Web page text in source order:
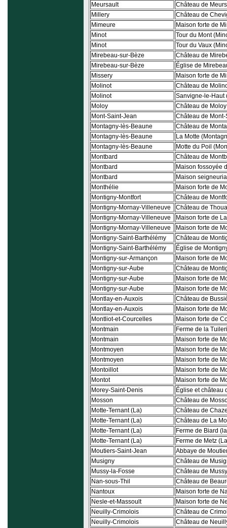
Meursault
Château de
Millery
Château de
Mimeure
Maison forte de
Minot
Tour du Mont
Minot
Tour du Vaux
Mirebeau-sur-Bèze
Château de
Mirebeau-sur-Bèze
Église de
Missery
Maison forte de
Molinot
Château de
Molinot
Sanvigne-le-Haut
Moloy
Château de Moloy
Mont-Saint-Jean
Château de
Montagny-lès-Beaune
Château de
Montagny-lès-Beaune
La Motte
Montagny-lès-Beaune
Motte du Poil
Montbard
Château de
Montbard
Maison fossoyée
Montbard
Maison
Monthélie
Maison forte de
Montigny-Montfort
Château de
Montigny-Mornay-Villeneuve
Château de
Montigny-Mornay-Villeneuve
Maison forte de
Montigny-Mornay-Villeneuve
Maison forte de
Montigny-Saint-Barthélémy
Château de
Montigny-Saint-Barthélémy
Église de
Montigny-sur-Armançon
Maison forte de
Montigny-sur-Aube
Château de
Montigny-sur-Aube
Maison forte de
Montigny-sur-Aube
Maison forte de
Montlay-en-Auxois
Château de
Montlay-en-Auxois
Maison forte de
Montliot-et-Courcelles
Maison forte de
Montmain
Ferme de la
Montmain
Maison forte de
Montmoyen
Maison forte de
Montmoyen
Maison forte de
Montoillot
Maison forte de
Montot
Maison forte de
Morey-Saint-Denis
Église et château
Mosson
Château de
Motte-Ternant (La)
Château de
Motte-Ternant (La)
Château de La
Motte-Ternant (La)
Ferme de Biard
Motte-Ternant (La)
Ferme de Metz
Moutiers-Saint-Jean
Abbaye de
Musigny
Château de
Mussy-la-Fosse
Château de
Nan-sous-Thil
Château de
Nantoux
Maison forte de
Nesle-et-Massoult
Maison forte de
Neuilly-Crimolois
Château de
Neuilly-Crimolois
Château de